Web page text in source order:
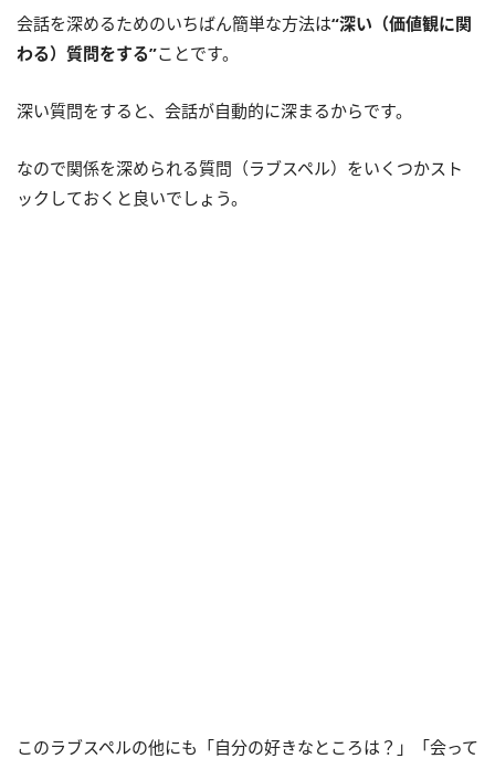
会話を深めるためのいちばん簡単な方法は“深い（価値観に関
わる）質問をする”ことです。
深い質問をすると、会話が自動的に深まるからです。
なので関係を深められる質問（ラブスペル）をいくつかスト
ックしておくと良いでしょう。
このラブスペルの他にも「自分の好きなところは？」「会って